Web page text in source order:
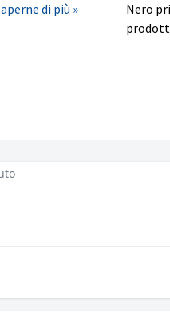
di più »
Nero